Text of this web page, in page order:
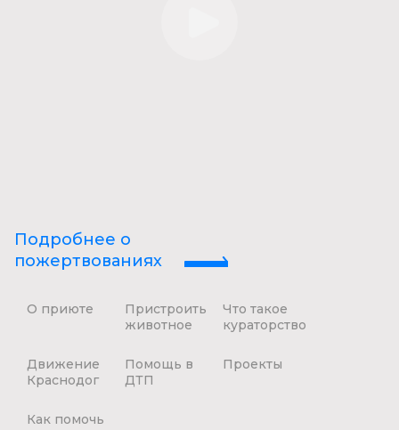
Подробнее о
пожертвованиях
О приюте
Пристроить
животное
Что такое
кураторство
Движение
Краснодог
Помощь в
ДТП
Проекты
Как помочь